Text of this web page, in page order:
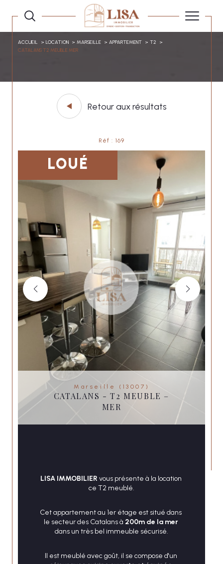
ACCUEIL LOCATION MARSEILLE APPARTEMENT
T2
CATALANS T2 MEUBLE MER
Retour aux résultats
Réf : 169
LOUÉ
Marseille (13007)
CATALANS - T2 MEUBLE –
MER
LISA IMMOBILIER vous présente à la location
ce T2 meublé.
Cet appartement au 1er étage est situé dans
le secteur des Catalans à 200m de la mer
dans un très bel immeuble sécurisé.
Il est meublé avec goût, il se compose d'un